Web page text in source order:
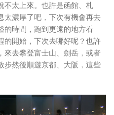
不太上來。也許是函館、札
太濃厚了吧，下次有機會再去
的時間，跑到更遠的地方看
的開始，下次去哪好呢？也許
來去攀登富士山、劍岳，或者
步然後順遊京都、大阪，這些